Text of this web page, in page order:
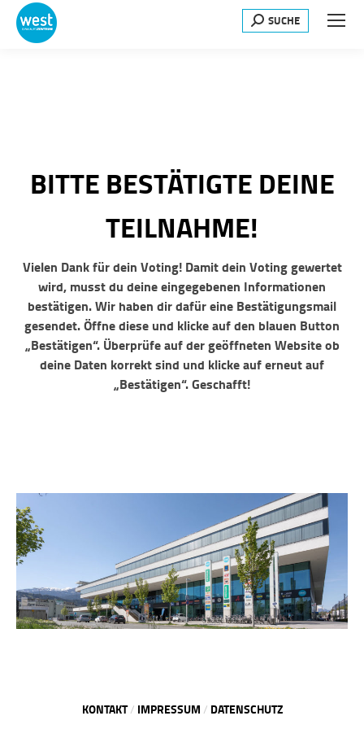
Search:
SUCHE
BITTE BESTÄTIGTE DEINE
TEILNAHME!
Vielen Dank für dein Voting! Damit dein Voting gewertet
wird, musst du deine eingegebenen Informationen
bestätigen. Wir haben dir dafür eine Bestätigungsmail
gesendet. Öffne diese und klicke auf den blauen Button
„Bestätigen“. Überprüfe auf der geöffneten Website ob
deine Daten korrekt sind und klicke auf erneut auf
„Bestätigen“. Geschafft!
KONTAKT/ IMPRESSUM / DATENSCHUTZ